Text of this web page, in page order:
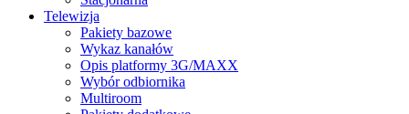
Telewizja
Pakiety bazowe
Wykaz kanałów
Opis platformy 3G/MAXX
Wybór odbiornika
Multiroom